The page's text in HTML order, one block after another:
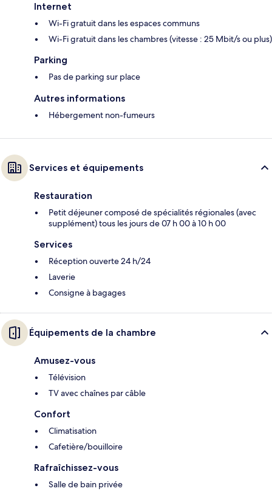
Internet
Wi-Fi gratuit dans les espaces communs
Wi-Fi gratuit dans les chambres (vitesse : 25 Mbit/s ou plus)
Parking
Pas de parking sur place
Autres informations
Hébergement non-fumeurs
Services et équipements
Restauration
Petit déjeuner composé de spécialités régionales (avec
supplément) tous les jours de 07 h 00 à 10 h 00
Services
Réception ouverte 24 h/24
Laverie
Consigne à bagages
Équipements de la chambre
Amusez-vous
Télévision
TV avec chaînes par câble
Confort
Climatisation
Cafetière/bouilloire
Rafraîchissez-vous
Salle de bain privée